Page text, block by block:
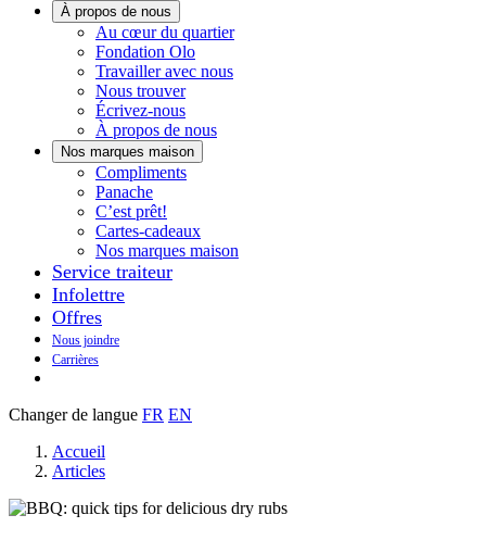
À propos de nous
Au cœur du quartierHistoires
Fondation Olo
Travailler avec nous
Nous trouver
Écrivez-nous
À propos de nous
Nos marques maison
ComplimentsNotre
qui
goûte
PanacheDécouvrez
Panache
C’est prêt!
bons.
Toujours
prêts
Cartes-cadeaux
Nos marques maison
Service traiteur
Infolettre
Offres
Nous joindre
Carrières
Changer de langue FR EN
Accueil
Articles